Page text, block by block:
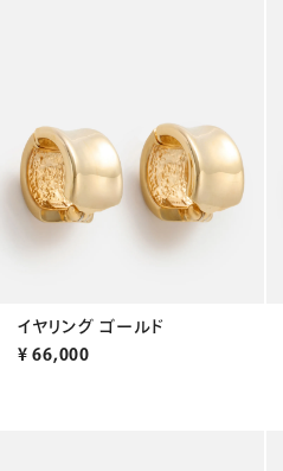
イヤリング ゴールド
¥ 66,000